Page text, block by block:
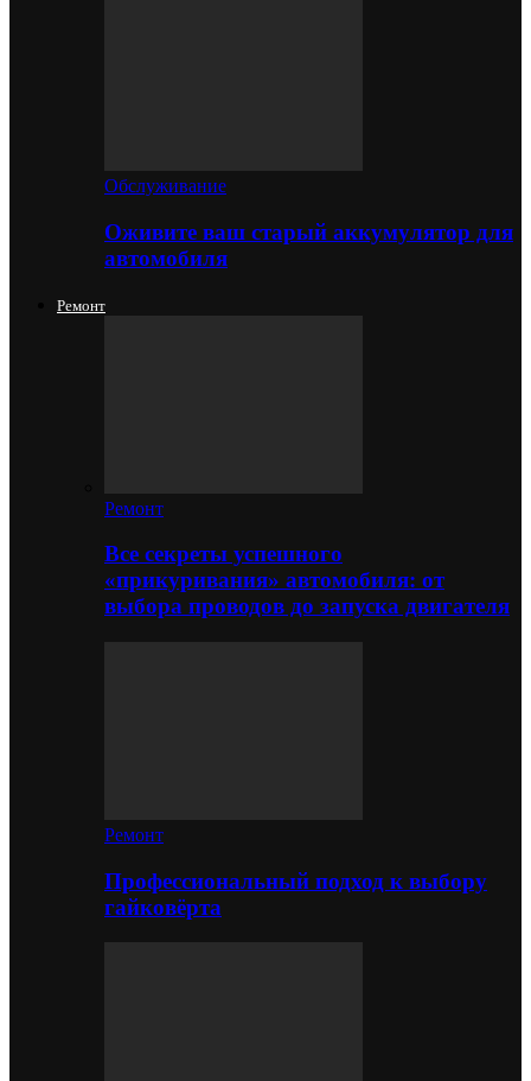
Обслуживание
Оживите ваш старый аккумулятор для
автомобиля
Ремонт
Ремонт
Все секреты успешного
«прикуривания» автомобиля: от
выбора проводов до запуска двигателя
Ремонт
Профессиональный подход к выбору
гайковёрта